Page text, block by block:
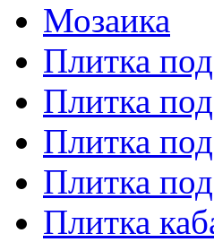
Мозаика
Плитка
Плитка
Плитка
Плитка
Плитка